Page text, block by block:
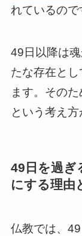
れているので
49日以降は
たな存在と
ます。その
という考え方
49日を過ぎ
にする理由
仏教では、